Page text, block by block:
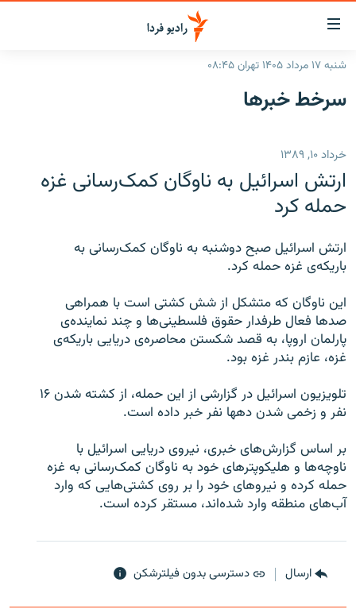
لینک‌های
قابلیت
دسترسی
بازگشت
اصلی
رفتن
صفحه
ایران
رادیو
انتخاب کنید و بشنوید
فرکانس‌ها
پادکست
گزارش‌های تصویری
زنان فردا
English
به ما بپیوندید
زبان‌های دیگر
شنبه ۱۷ مرداد ۱۴۰۵ تهران ۰۸:۴۵
سرخط‌ خبرها
خرداد ۱۰, ۱۳۸۹
ارتش اسرائيل به ناوگان کمک‌رسانی غزه
حمله کرد
ارتش اسرائيل صبح دوشنبه به ناوگان کمک‌رسانی به
باريکه‌ی غزه حمله کرد.
اين ناوگان که متشکل از شش کشتی است با همراهی
صدها فعال طرفدار حقوق فلسطينی‌ها و چند نماينده‌ی
پارلمان اروپا، به قصد شکستن محاصره‌ی دريايی باريکه‌ی
غزه، عازم بندر غزه بود.
تلويزيون اسرائيل در گزارشی از اين حمله، از کشته شدن ۱۶
نفر و زخمی شدن دهها نفر خبر داده است.
بر اساس گزارش‌های خبری، نيروی دريايی اسرائيل با
ناوچه‌ها و هليکوپتر‌های خود به ناوگان کمک‌رسانی به غزه
حمله کرده و نيروهای خود را بر روی کشتی‌هايی که وارد
آب‌های منطقه وارد شده‌اند، مستقر کرده است.
ارسال دسترسی بدون فیلترشکن